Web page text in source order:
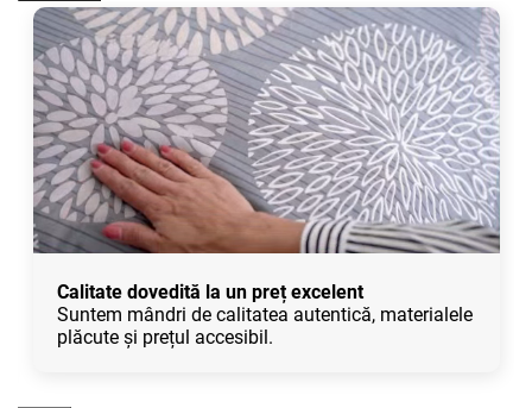
Calitate dovedită la un preț excelent
Suntem mândri de calitatea autentică, materialele
plăcute și prețul accesibil.